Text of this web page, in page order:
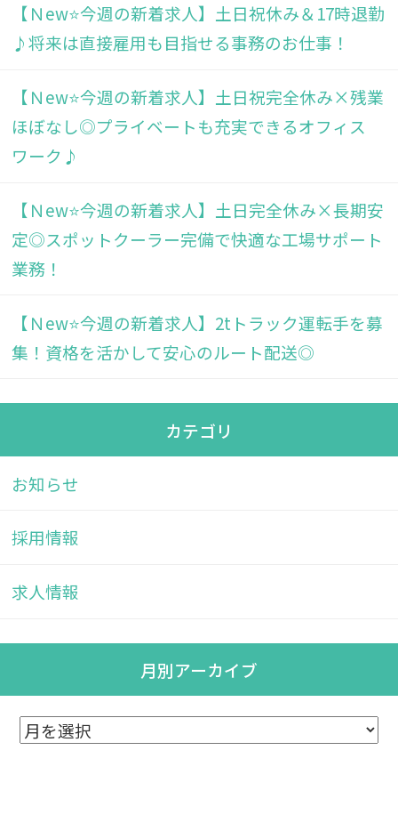
【Ｎew⭐今週の新着求人】土日祝休み＆17時退勤
♪将来は直接雇用も目指せる事務のお仕事！
【Ｎew⭐今週の新着求人】土日祝完全休み×残業
ほぼなし◎プライベートも充実できるオフィス
ワーク♪
【Ｎew⭐今週の新着求人】土日完全休み×長期安
定◎スポットクーラー完備で快適な工場サポート
業務！
【Ｎew⭐今週の新着求人】2tトラック運転手を募
集！資格を活かして安心のルート配送◎
カテゴリ
お知らせ
採用情報
求人情報
月別アーカイブ